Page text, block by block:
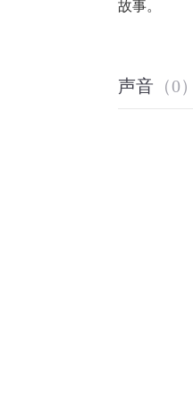
故事。
声音 （0）